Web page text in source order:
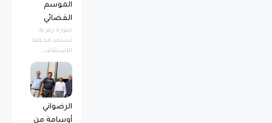
الموسم
القضائي
صورة رمزية ​
تستعد محكمة
الاستئناف...
الرضواني
أوسامة من